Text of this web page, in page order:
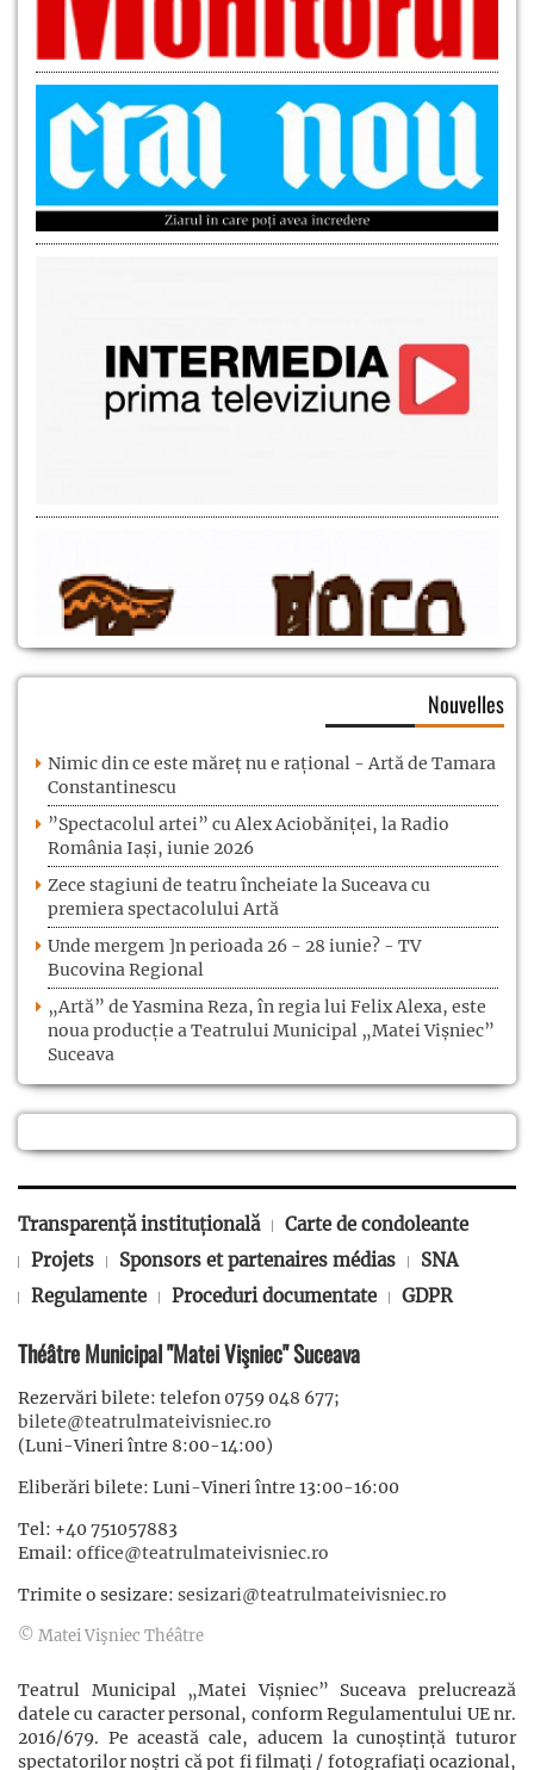
Nouvelles
Nimic din ce este măreț nu e rațional - Artă de Tamara
Constantinescu
”Spectacolul artei” cu Alex Aciobăniței, la Radio
România Iași, iunie 2026
Zece stagiuni de teatru încheiate la Suceava cu
premiera spectacolului Artă
Unde mergem ]n perioada 26 - 28 iunie? - TV
Bucovina Regional
„Artă” de Yasmina Reza, în regia lui Felix Alexa, este
noua producție a Teatrului Municipal „Matei Vișniec”
Suceava
Transparență instituțională
Carte de condoleante
Projets
Sponsors et partenaires médias
SNA
Regulamente
Proceduri documentate GDPR
Théâtre Municipal "Matei Vişniec" Suceava
Rezervări bilete: telefon 0759 048 677;
bilete@teatrulmateivisniec.ro
(Luni-Vineri între 8:00-14:00)
Eliberări bilete: Luni-Vineri între 13:00-16:00
Tel: +40 751057883
Email: office@teatrulmateivisniec.ro
Trimite o sesizare: sesizari@teatrulmateivisniec.ro
© Matei Vişniec Théâtre
Teatrul Municipal „Matei Vișniec” Suceava prelucrează
datele cu caracter personal, conform Regulamentului UE nr.
2016/679. Pe această cale, aducem la cunoștință tuturor
spectatorilor noștri că pot fi filmaţi / fotografiaţi ocazional,